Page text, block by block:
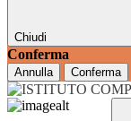
Chiudi
Conferma
Annulla Conferma